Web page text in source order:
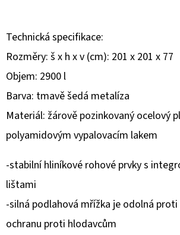
Technická specifikace:
Rozměry: š x h x v (cm): 201 x 201 x 77
Objem: 2900 l
Barva: tmavě šedá metalíza
Materiál: žárově pozinkovaný ocelový
polyamidovým vypalovacím lakem
-stabilní hliníkové rohové prvky s
lištami
-silná podlahová mřížka je odolná
ochranu proti hlodavcům
Ť
?
O
D
P